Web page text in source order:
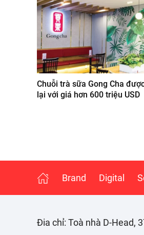
Chuỗi trà sữa Gong Cha
lại với giá hơn 600 triệu USD
Brand Digital
Đia chỉ: Toà nhà D-Head,